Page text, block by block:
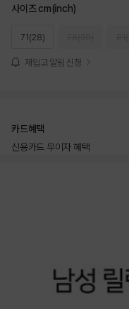
사이즈 cm(inch)
71(28)
재입고 알림 신청
카드혜택
신용카드 무이자 혜택